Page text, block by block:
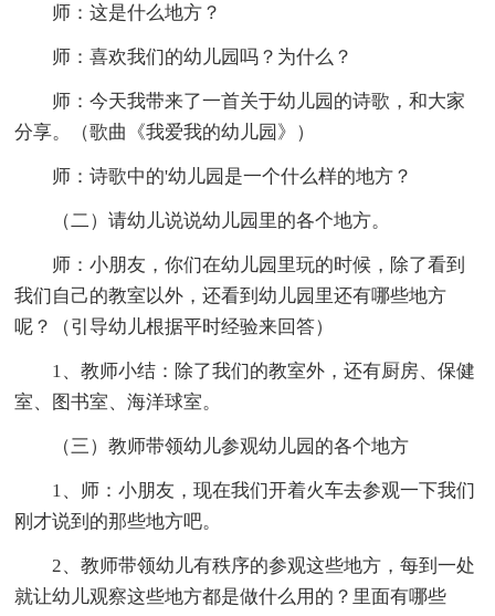
师：这是什么地方？
师：喜欢我们的幼儿园吗？为什么？
师：今天我带来了一首关于幼儿园的诗歌，和大家
分享。（歌曲《我爱我的幼儿园》）
师：诗歌中的'幼儿园是一个什么样的地方？
（二）请幼儿说说幼儿园里的各个地方。
师：小朋友，你们在幼儿园里玩的时候，除了看到
我们自己的教室以外，还看到幼儿园里还有哪些地方
呢？（引导幼儿根据平时经验来回答）
1、教师小结：除了我们的教室外，还有厨房、保健
室、图书室、海洋球室。
（三）教师带领幼儿参观幼儿园的各个地方
1、师：小朋友，现在我们开着火车去参观一下我们
刚才说到的那些地方吧。
2、教师带领幼儿有秩序的参观这些地方，每到一处
就让幼儿观察这些地方都是做什么用的？里面有哪些